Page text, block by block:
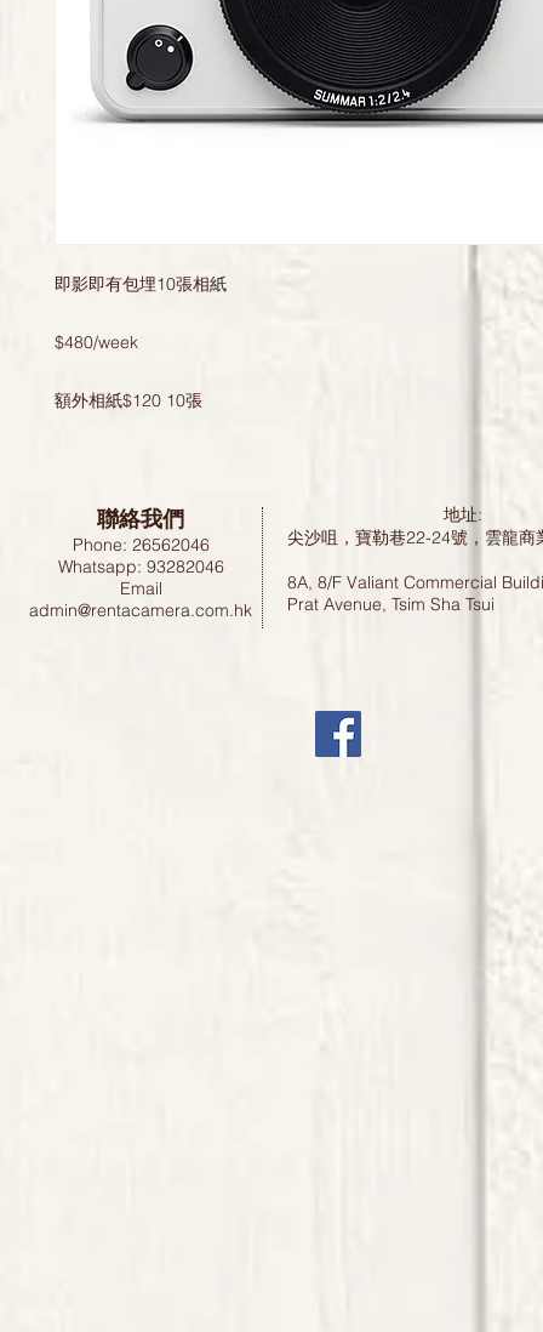
即影即有包埋10張相紙
$480/week
額外相紙$120 10張
聯絡我們
Phone: 26562046
Whatsapp: 93282046
Email
admin@rentacamera.com.hk
地址:
尖沙咀，寶勒巷22-24號，雲龍
8A, 8/F Valiant Commercial
Prat Avenue, Tsim Sha Tsui